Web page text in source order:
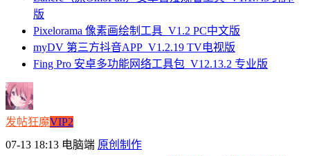
版
Pixelorama 像素画绘制工具_V1.2 PC中文版
myDV 第三方抖音APP_V1.2.19 TV电视版
Fing Pro 安卓多功能网络工具包_V12.13.2 专业版
发帖狂魔VIP2
07-13 18:13 电脑端 原创制作